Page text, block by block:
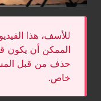
للأسف، هذا
الممكن أن يكون
حذف من قبل
خاص.